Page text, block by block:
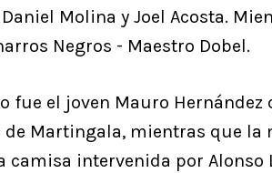
Molina y Joel Acosta.
Negros - Maestro Dobel.
fue el joven Mauro
de Martingala, mientras que la
camisa intervenida por Alonso